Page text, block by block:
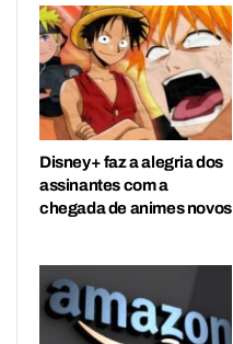
Disney+ faz a alegria dos
assinantes com a
chegada de animes novos